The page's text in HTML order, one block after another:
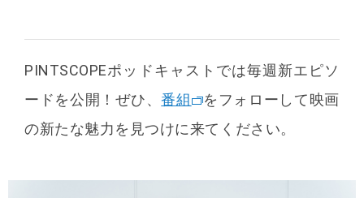
PINTSCOPEポッドキャストでは毎週新エピソ
ードを公開！ぜひ、番組
をフォローして映画
の新たな魅力を見つけに来てください。